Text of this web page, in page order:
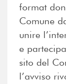
format
Comune
unire
e
sito del
l’avviso